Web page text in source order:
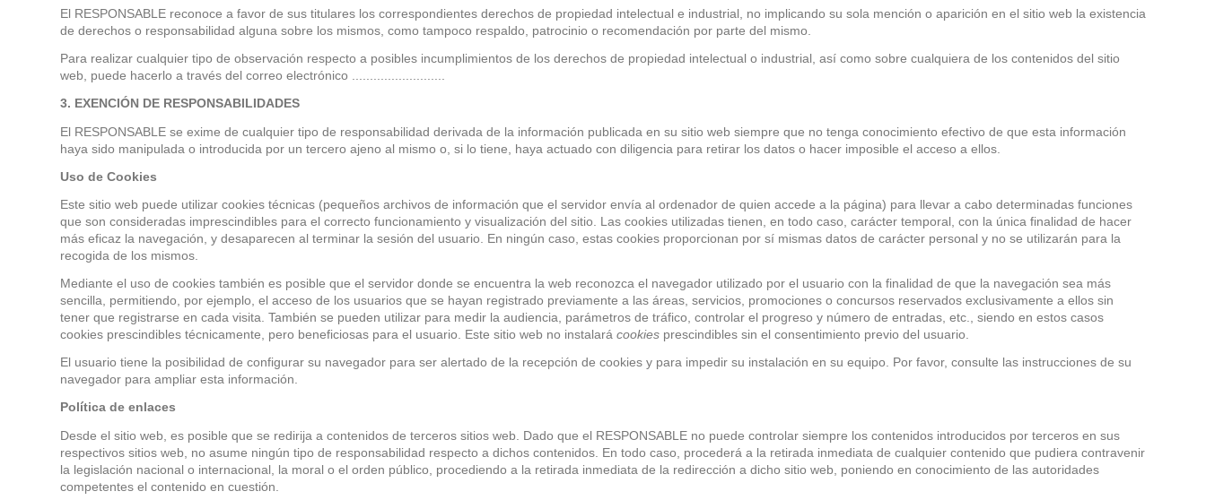
El RESPONSABLE reconoce a favor de sus titulares los correspondientes derechos de propiedad intelectual e industrial, no implicando su sola mención o aparición en el sitio web la existencia
de derechos o responsabilidad alguna sobre los mismos, como tampoco respaldo, patrocinio o recomendación por parte del mismo.
Para realizar cualquier tipo de observación respecto a posibles incumplimientos de los derechos de propiedad intelectual o industrial, así como sobre cualquiera de los contenidos del sitio
web, puede hacerlo a través del correo electrónico ..........................
3. EXENCIÓN DE RESPONSABILIDADES
El RESPONSABLE se exime de cualquier tipo de responsabilidad derivada de la información publicada en su sitio web siempre que no tenga conocimiento efectivo de que esta información
haya sido manipulada o introducida por un tercero ajeno al mismo o, si lo tiene, haya actuado con diligencia para retirar los datos o hacer imposible el acceso a ellos.
Uso de Cookies
Este sitio web puede utilizar cookies técnicas (pequeños archivos de información que el servidor envía al ordenador de quien accede a la página) para llevar a cabo determinadas funciones
que son consideradas imprescindibles para el correcto funcionamiento y visualización del sitio. Las cookies utilizadas tienen, en todo caso, carácter temporal, con la única finalidad de hacer
más eficaz la navegación, y desaparecen al terminar la sesión del usuario. En ningún caso, estas cookies proporcionan por sí mismas datos de carácter personal y no se utilizarán para la
recogida de los mismos.
Mediante el uso de cookies también es posible que el servidor donde se encuentra la web reconozca el navegador utilizado por el usuario con la finalidad de que la navegación sea más
sencilla, permitiendo, por ejemplo, el acceso de los usuarios que se hayan registrado previamente a las áreas, servicios, promociones o concursos reservados exclusivamente a ellos sin
tener que registrarse en cada visita. También se pueden utilizar para medir la audiencia, parámetros de tráfico, controlar el progreso y número de entradas, etc., siendo en estos casos
cookies prescindibles técnicamente, pero beneficiosas para el usuario. Este sitio web no instalará cookies prescindibles sin el consentimiento previo del usuario.
El usuario tiene la posibilidad de configurar su navegador para ser alertado de la recepción de cookies y para impedir su instalación en su equipo. Por favor, consulte las instrucciones de su
navegador para ampliar esta información.
Política de enlaces
Desde el sitio web, es posible que se redirija a contenidos de terceros sitios web. Dado que el RESPONSABLE no puede controlar siempre los contenidos introducidos por terceros en sus
respectivos sitios web, no asume ningún tipo de responsabilidad respecto a dichos contenidos. En todo caso, procederá a la retirada inmediata de cualquier contenido que pudiera contravenir
la legislación nacional o internacional, la moral o el orden público, procediendo a la retirada inmediata de la redirección a dicho sitio web, poniendo en conocimiento de las autoridades
competentes el contenido en cuestión.